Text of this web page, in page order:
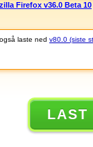
Firefox v36.0 Beta 10
laste ned v80.0 (siste
LAST